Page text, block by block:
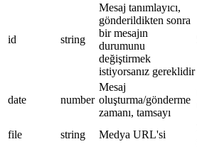
id string
Mesaj tanımlayıcı,
gönderildikten sonra
bir mesajın
durumunu
değiştirmek
istiyorsanız gereklidir
date number
Mesaj
oluşturma/gönderme
zamanı, tamsayı
file string Medya URL'si